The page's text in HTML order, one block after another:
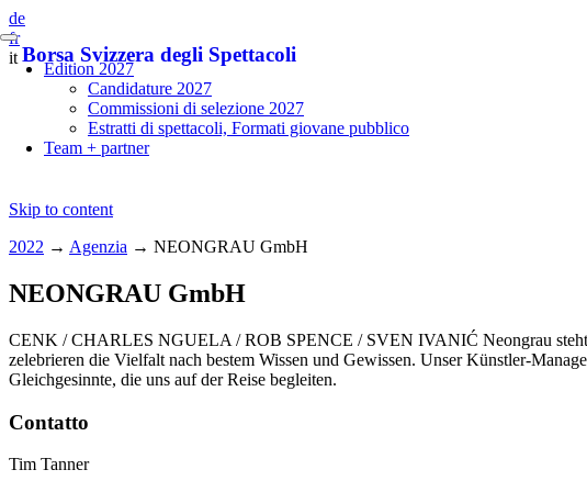
de
fr
it Borsa Svizzera degli Spettacoli
Skip to content
Edition 2027
Candidature 2027
Commissioni di selezione 2027
Estratti di spettacoli, Formati giovane pubblico
Team + partner
2022 → Agenzia → NEONGRAU GmbH
NEONGRAU GmbH
CENK / CHARLES NGUELA / ROB SPENCE / SVEN IVANIĆ Neongrau steht
zelebrieren die Vielfalt nach bestem Wissen und Gewissen. Unser Künstler-
Gleichgesinnte, die uns auf der Reise begleiten.
Contatto
Tim Tanner